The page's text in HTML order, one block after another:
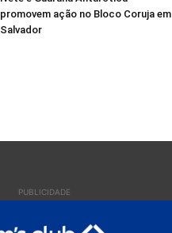
promovem ação no Bloco Coruja em
Salvador
PUBLICIDADE